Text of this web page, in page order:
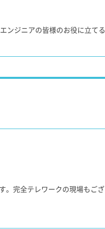
ジニアの皆様のお役に立て
完全テレワークの現場もご